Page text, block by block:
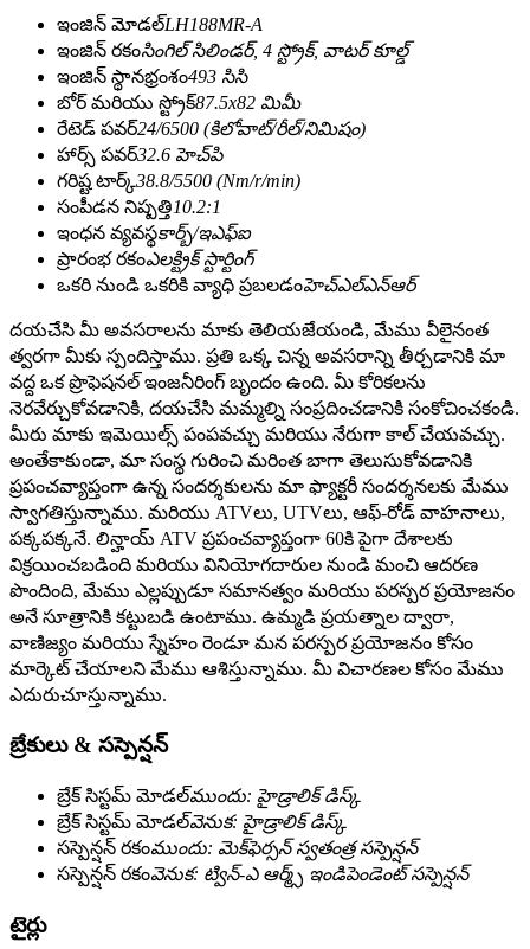
ఇంజిన్ మోడల్LH188MR-A
ఇంజిన్ రకంసింగిల్ సిలిండర్, 4 స్ట్రోక్, వాటర్ కూల్డ్
ఇంజిన్ స్థానభ్రంశం493 సిసి
బోర్ మరియు స్ట్రోక్87.5x82 మిమీ
రేటెడ్ పవర్24/6500 (కిలోవాట్/రీల్/నిమిషం)
హార్స్ పవర్32.6 హెచ్‌పి
గరిష్ట టార్క్38.8/5500 (Nm/r/min)
సంపీడన నిష్పత్తి10.2:1
ఇంధన వ్యవస్థకార్బ్/ఇఎఫ్ఐ
ప్రారంభ రకంఎలక్ట్రిక్ స్టార్టింగ్
ఒకరి నుండి ఒకరికి వ్యాధి ప్రబలడంహెచ్‌ఎల్‌ఎన్‌ఆర్
దయచేసి మీ అవసరాలను మాకు తెలియజేయండి, మేము వీలైనంత
త్వరగా మీకు స్పందిస్తాము. ప్రతి ఒక్క చిన్న అవసరాన్ని తీర్చడానికి మా
వద్ద ఒక ప్రొఫెషనల్ ఇంజనీరింగ్ బృందం ఉంది. మీ కోరికలను
నెరవేర్చుకోవడానికి, దయచేసి మమ్మల్ని సంప్రదించడానికి సంకోచించకండి.
మీరు మాకు ఇమెయిల్స్ పంపవచ్చు మరియు నేరుగా కాల్ చేయవచ్చు.
అంతేకాకుండా, మా సంస్థ గురించి మరింత బాగా తెలుసుకోవడానికి
ప్రపంచవ్యాప్తంగా ఉన్న సందర్శకులను మా ఫ్యాక్టరీ సందర్శనలకు మేము
స్వాగతిస్తున్నాము. మరియు ATVలు, UTVలు, ఆఫ్-రోడ్ వాహనాలు,
పక్కపక్కనే. లిన్హాయ్ ATV ప్రపంచవ్యాప్తంగా 60కి పైగా దేశాలకు
విక్రయించబడింది మరియు వినియోగదారుల నుండి మంచి ఆదరణ
పొందింది, మేము ఎల్లప్పుడూ సమానత్వం మరియు పరస్పర ప్రయోజనం
అనే సూత్రానికి కట్టుబడి ఉంటాము. ఉమ్మడి ప్రయత్నాల ద్వారా,
వాణిజ్యం మరియు స్నేహం రెండూ మన పరస్పర ప్రయోజనం కోసం
మార్కెట్ చేయాలని మేము ఆశిస్తున్నాము. మీ విచారణల కోసం మేము
ఎదురుచూస్తున్నాము.
బ్రేకులు & సస్పెన్షన్
బ్రేక్ సిస్టమ్ మోడల్ముందు: హైడ్రాలిక్ డిస్క్
బ్రేక్ సిస్టమ్ మోడల్వెనుక: హైడ్రాలిక్ డిస్క్
సస్పెన్షన్ రకంముందు: మెక్‌ఫెర్సన్ స్వతంత్ర సస్పెన్షన్
సస్పెన్షన్ రకంవెనుక: ట్విన్-ఎ ఆర్మ్స్ ఇండిపెండెంట్ సస్పెన్షన్
టైర్లు